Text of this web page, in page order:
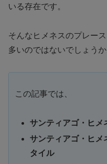
いる存在です。
そんなヒメネスのプレー
多いのではないでしょうか
この記事では、
サンティアゴ・ヒメ
サンティアゴ・ヒメ
タイル